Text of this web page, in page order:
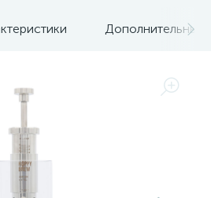
Дополнительные